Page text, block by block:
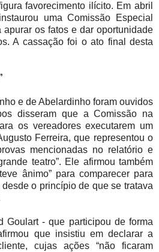
favorecimento ilícito. Em abril
uma Comissão Especial
apurar os fatos e dar oportunidade
A cassação foi o ato final desta
e de Abelardinho foram ouvidos
disseram que a Comissão na
os vereadores executarem um
Ferreira, que representou o
mencionadas no relatório e
teatro”. Ele afirmou também
ânimo” para comparecer para
o princípio de que se tratava
Goulart - que participou de forma
que insistiu em declarar a
cujas ações “não ficaram